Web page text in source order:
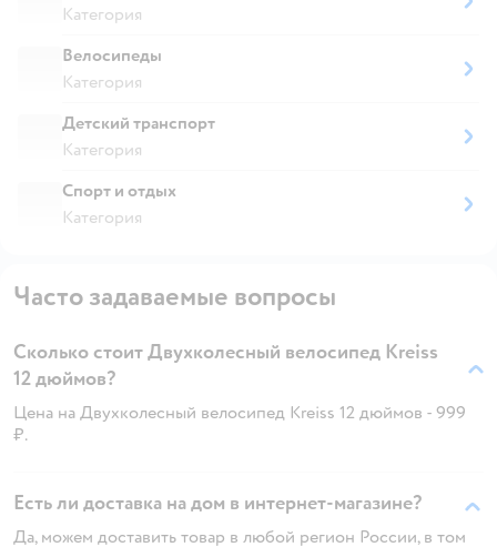
Категория
Велосипеды
Категория
Детский транспорт
Категория
Спорт и отдых
Категория
Часто задаваемые вопросы
Сколько стоит Двухколесный велосипед Kreiss
12 дюймов?
Цена на Двухколесный велосипед Kreiss 12 дюймов - 999
₽.
Есть ли доставка на дом в интернет-магазине?
Да, можем доставить товар в любой регион России, в том